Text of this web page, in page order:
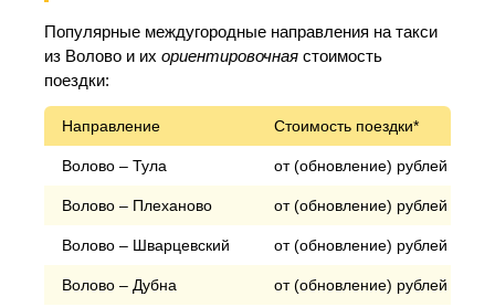
Популярные междугородные направления на такси
из Волово и их ориентировочная стоимость
поездки:
Направление Стоимость поездки*
Волово – Тула от (обновление) рублей
Волово – Плеханово от (обновление) рублей
Волово – Шварцевский от (обновление) рублей
Волово – Дубна от (обновление) рублей